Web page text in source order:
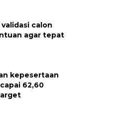
calon
agar tepat
kepesertaan
62,60